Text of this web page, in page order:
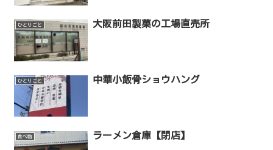
ひとりごと 大阪前田製菓の工場直売所
ひとりごと 中華小飯骨ショウハング
食べ物 ラーメン倉庫【閉店】